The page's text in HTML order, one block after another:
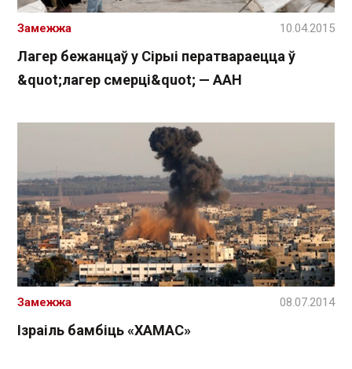
Лагер бежанцаў у Сірыі ператвараецца ў
&quot;лагер смерці&quot; — ААН
Замежжа 10.04.2015
Ізраіль бамбіць «ХАМАС»
Замежжа 08.07.2014